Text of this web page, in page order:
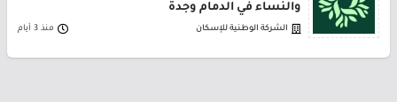
والنساء في الدمام وجدة
الشركة الوطنية للإسكان منذ 3 أيام